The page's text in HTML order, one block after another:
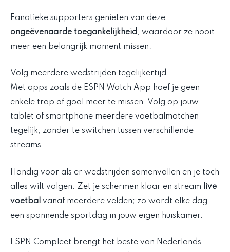
Fanatieke supporters genieten van deze
ongeëvenaarde toegankelijkheid , waardoor ze nooit
meer een belangrijk moment missen.
Volg meerdere wedstrijden tegelijkertijd
Met apps zoals de ESPN Watch App hoef je geen
enkele trap of goal meer te missen. Volg op jouw
tablet of smartphone meerdere voetbalmatchen
tegelijk, zonder te switchen tussen verschillende
streams.
Handig voor als er wedstrijden samenvallen en je toch
alles wilt volgen. Zet je schermen klaar en stream
live
voetbal vanaf meerdere velden; zo wordt elke dag
een spannende sportdag in jouw eigen huiskamer.
ESPN Compleet brengt het beste van Nederlands